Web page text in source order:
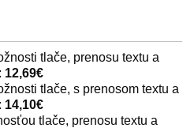
tlače, prenosu textu a
12,69€
tlače, s prenosom textu a
14,10€
tlače, prenosu textu a